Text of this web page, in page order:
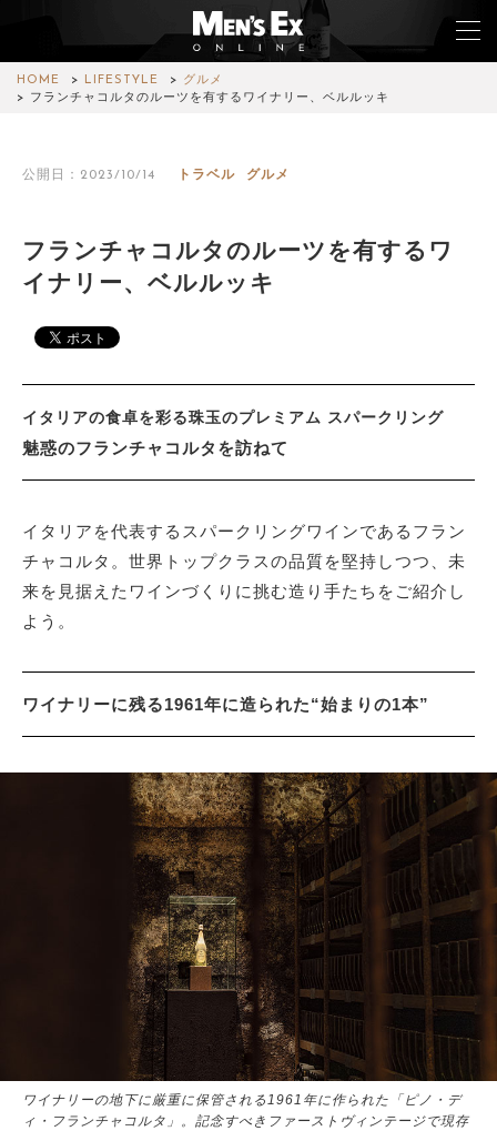
HOME LIFESTYLE
グルメ
フランチャコルタのルーツを有するワイナリー、ベルルッキ
公開日：2023/10/14 トラベル グルメ
フランチャコルタのルーツを有するワ
イナリー、ベルルッキ
イタリアの食卓を彩る珠玉のプレミアム スパークリング
魅惑のフランチャコルタを訪ねて
イタリアを代表するスパークリングワインであるフラン
チャコルタ。世界トップクラスの品質を堅持しつつ、未
来を見据えたワインづくりに挑む造り手たちをご紹介し
よう。
ワイナリーに残る1961年に造られた“始まりの1本”
ワイナリーの地下に厳重に保管される1961年に作られた「ピノ・デ
ィ・フランチャコルタ」。記念すべきファーストヴィンテージで現存
WATCH
CAR&BIKE
LIFESTYLE
MAGAZINE
サイトマップ